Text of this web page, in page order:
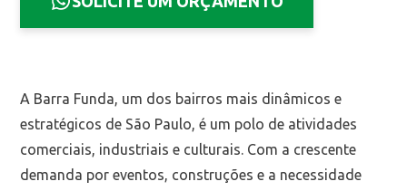
A Barra Funda, um dos bairros mais dinâmicos e
estratégicos de São Paulo, é um polo de atividades
comerciais, industriais e culturais. Com a crescente
demanda por eventos, construções e a necessidade